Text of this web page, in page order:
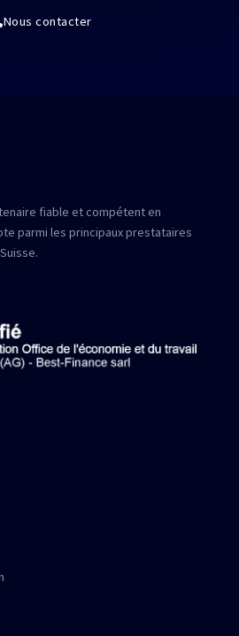
Nous contacter
fiable et compétent en
parmi les principaux prestataires